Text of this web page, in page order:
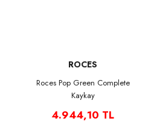
ROCES
Roces Pop Green Complete
Kaykay
4.944,10 TL